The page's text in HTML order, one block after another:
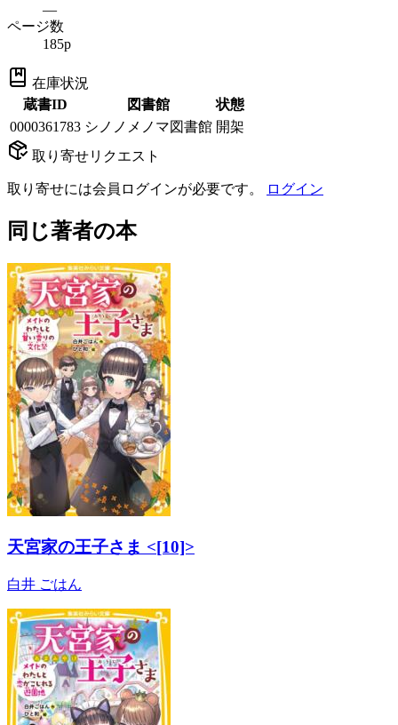
—
ページ数
185p
在庫状況
蔵書ID
図書館
状態
0000361783 シノノメノマ図書館 開架
取り寄せリクエスト
取り寄せには会員ログインが必要です。 ログイン
同じ著者の本
天宮家の王子さま <[10]>
白井 ごはん